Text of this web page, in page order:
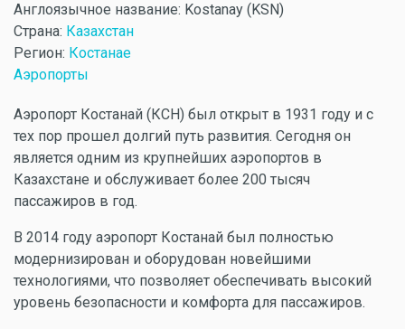
Англоязычное название: Kostanay (KSN)
Страна: Казахстан
Регион: Костанае
Аэропорты
Аэропорт Костанай (КСН) был открыт в 1931 году и с
тех пор прошел долгий путь развития. Сегодня он
является одним из крупнейших аэропортов в
Казахстане и обслуживает более 200 тысяч
пассажиров в год.
В 2014 году аэропорт Костанай был полностью
модернизирован и оборудован новейшими
технологиями, что позволяет обеспечивать высокий
уровень безопасности и комфорта для пассажиров.